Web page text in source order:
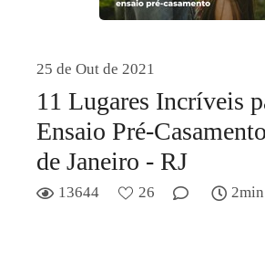
25 de Out de 2021
11 Lugares Incríveis
Ensaio Pré-
de Janeiro - RJ
13644 26